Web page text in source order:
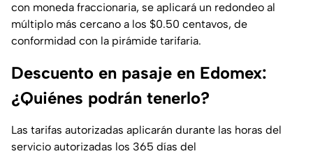
con moneda fraccionaria, se aplicará un redondeo al
múltiplo más cercano a los $0.50 centavos, de
conformidad con la pirámide tarifaria.
Descuento en pasaje en Edomex:
¿Quiénes podrán tenerlo?
Las tarifas autorizadas aplicarán durante las horas del
servicio autorizadas los 365 días del